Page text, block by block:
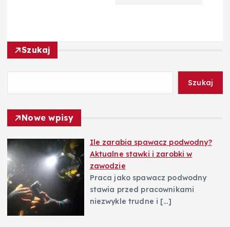
j
a
w
p
i
s
u
Szukaj
Szukaj
Nowe wpisy
Ile zarabia spawacz podwodny?
Aktualne stawki i zarobki w
zawodzie
Praca jako spawacz podwodny
stawia przed pracownikami
niezwykle trudne i […]